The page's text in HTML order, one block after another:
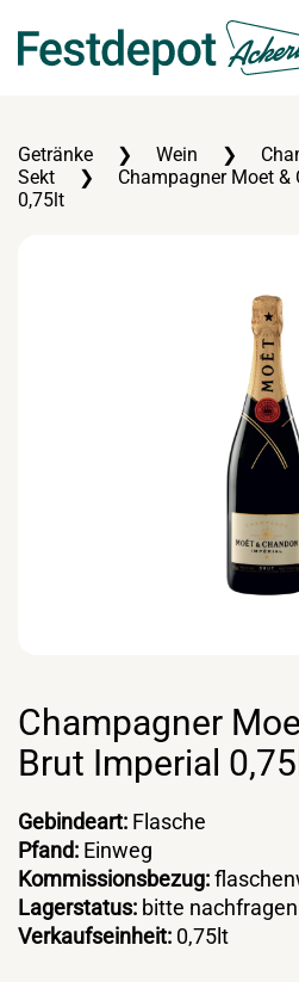
Zum Hauptinhalt springen
Getränke Wein
Sekt
Champagner Moet &
0,75lt
Champagner
Brut Imperial
Gebindeart: Flasche
Pfand: Einweg
Kommissionsbezug:
Lagerstatus: bitte nachfragen
Verkaufseinheit: 0,75lt